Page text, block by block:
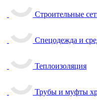
Строительные
Спецодежда и
Теплоизоляция
Трубы и муфты